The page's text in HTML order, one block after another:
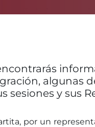
algunas
sesiones y sus
por un